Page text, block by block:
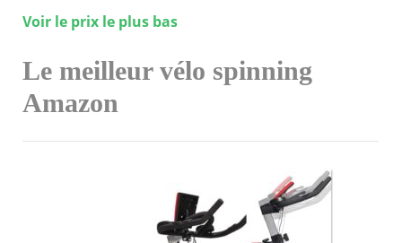
Voir le prix le plus bas
Le meilleur vélo spinning
Amazon